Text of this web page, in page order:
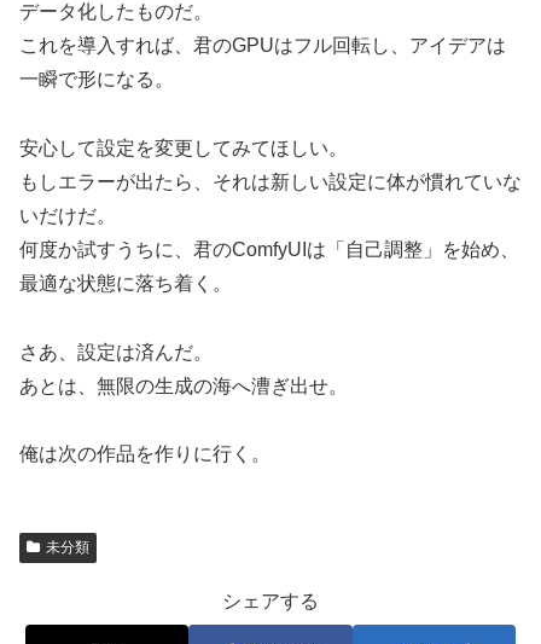
データ化したものだ。
これを導入すれば、君のGPUはフル回転し、アイデアは
一瞬で形になる。
安心して設定を変更してみてほしい。
もしエラーが出たら、それは新しい設定に体が慣れていな
いだけだ。
何度か試すうちに、君のComfyUIは「自己調整」を始め、
最適な状態に落ち着く。
さあ、設定は済んだ。
あとは、無限の生成の海へ漕ぎ出せ。
俺は次の作品を作りに行く。
未分類
シェアする